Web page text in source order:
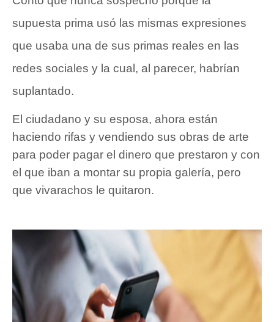
supuesta prima usó las mismas expresiones
que usaba una de sus primas reales en las
redes sociales y la cual, al parecer, habrían
suplantado.
El ciudadano y su esposa, ahora están
haciendo rifas y vendiendo sus obras de arte
para poder pagar el dinero que prestaron y con
el que iban a montar su propia galería, pero
que vivarachos le quitaron.